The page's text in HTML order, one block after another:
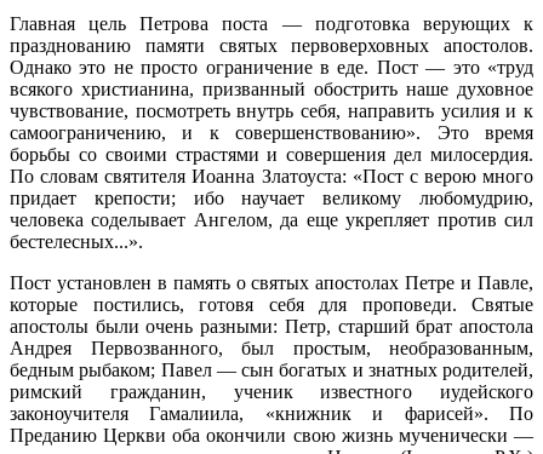
Главная цель Петрова поста — подготовка верующих к
празднованию памяти святых первоверховных апостолов.
Однако это не просто ограничение в еде. Пост — это «труд
всякого христианина, призванный обострить наше духовное
чувствование, посмотреть внутрь себя, направить усилия и к
самоограничению, и к совершенствованию». Это время
борьбы со своими страстями и совершения дел милосердия.
По словам святителя Иоанна Златоуста: «Пост с верою много
придает крепости; ибо научает великому любомудрию,
человека соделывает Ангелом, да еще укрепляет против сил
бестелесных...».
Пост установлен в память о святых апостолах Петре и Павле,
которые постились, готовя себя для проповеди. Святые
апостолы были очень разными: Петр, старший брат апостола
Андрея Первозванного, был простым, необразованным,
бедным рыбаком; Павел — сын богатых и знатных родителей,
римский гражданин, ученик известного иудейского
законоучителя Гамалиила, «книжник и фарисей». По
Преданию Церкви оба окончили свою жизнь мученически —